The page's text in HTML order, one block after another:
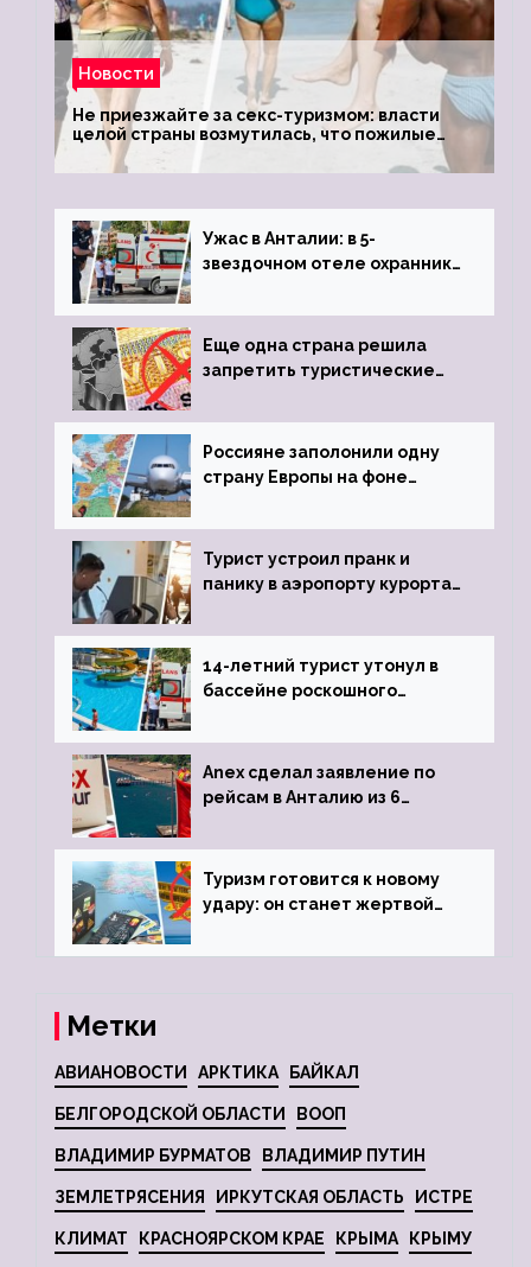
Новости
Не приезжайте за секс-туризмом: власти
целой страны возмутилась, что пожилые
туристки массово едут к ним, чтобы
обзавестись молодыми любовниками
Ужас в Анталии: в 5-
звездочном отеле охранник
пистолета
Еще одна страна решила
запретить туристические
Россияне заполонили одну
страну Европы на фоне
виз
Турист устроил пранк и
панику в аэропорту курорта,
задержке рейса
14-летний турист утонул в
бассейне роскошного
Anex сделал заявление по
рейсам в Анталию из 6
Туризм готовится к новому
удару: он станет жертвой
Метки
АВИАНОВОСТИ АРКТИКА БАЙКАЛ
БЕЛГОРОДСКОЙ ОБЛАСТИ ВООП
ВЛАДИМИР БУРМАТОВ ВЛАДИМИР ПУТИН
ЗЕМЛЕТРЯСЕНИЯ ИРКУТСКАЯ ОБЛАСТЬ ИСТРЕ
КЛИМАТ КРАСНОЯРСКОМ КРАЕ КРЫМА КРЫМУ